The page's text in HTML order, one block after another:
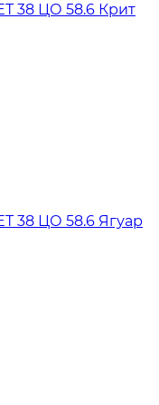
38 ЦО 58.6 Крит
38 ЦО 58.6 Ягуар